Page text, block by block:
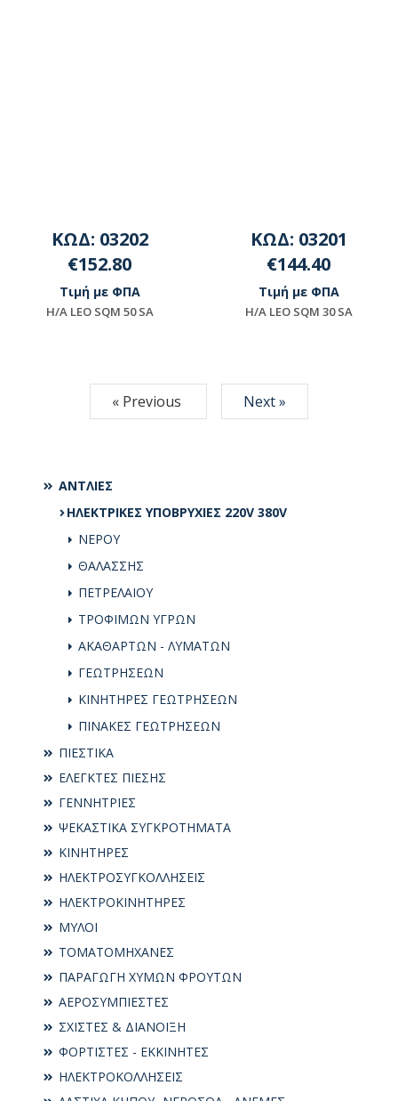
ΑΝΤΛΙΕΣ
ΗΛΕΚΤΡΙΚΕΣ ΥΠΟΒΡΥΧΙΕΣ 220V 380V
ΝΕΡΟΥ
ΘΑΛΑΣΣΗΣ
ΠΕΤΡΕΛΑΙΟΥ
ΤΡΟΦΙΜΩΝ ΥΓΡΩΝ
ΑΚΑΘΑΡΤΩΝ - ΛΥΜΑΤΩΝ
ΓΕΩΤΡΗΣΕΩΝ
ΚΙΝΗΤΗΡΕΣ ΓΕΩΤΡΗΣΕΩΝ
ΠΙΝΑΚΕΣ ΓΕΩΤΡΗΣΕΩΝ
ΠΙΕΣΤΙΚΑ
ΕΛΕΓΚΤΕΣ ΠΙΕΣΗΣ
ΓΕΝΝΗΤΡΙΕΣ
ΨΕΚΑΣΤΙΚΑ ΣΥΓΚΡΟΤΗΜΑΤΑ
ΚΙΝΗΤΗΡΕΣ
ΗΛΕΚΤΡΟΣΥΓKΟΛΛΗΣΕΙΣ
ΗΛΕΚΤΡΟΚΙΝΗΤΗΡΕΣ
ΜΥΛΟΙ
ΤΟΜΑΤΟΜΗΧΑΝΕΣ
ΠΑΡΑΓΩΓΗ ΧΥΜΩΝ ΦΡΟΥΤΩΝ
ΑΕΡΟΣΥΜΠΙΕΣΤΕΣ
ΣΧΙΣΤΕΣ & ΔΙΑΝΟΙΞΗ
ΦΟΡΤΙΣΤΕΣ - ΕΚΚΙΝΗΤΕΣ
ΗΛΕΚΤΡΟΚΟΛΛΗΣΕΙΣ
ΚΩΔ: 03202
€152.80
Τιμή με ΦΠΑ
H/A LEO SQΜ 50 SA
ΚΩΔ: 03201
€144.40
Τιμή με ΦΠΑ
Η/Α LEO SQΜ 30 SA
« Previous Next »